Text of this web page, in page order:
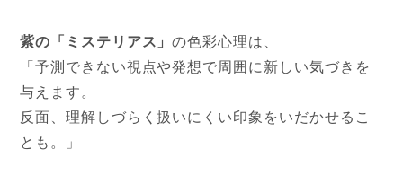
紫の「ミステリアス」の色彩心理は、
「予測できない視点や発想で周囲に新しい気づきを
与えます。
反面、理解しづらく扱いにくい印象をいだかせるこ
とも。」